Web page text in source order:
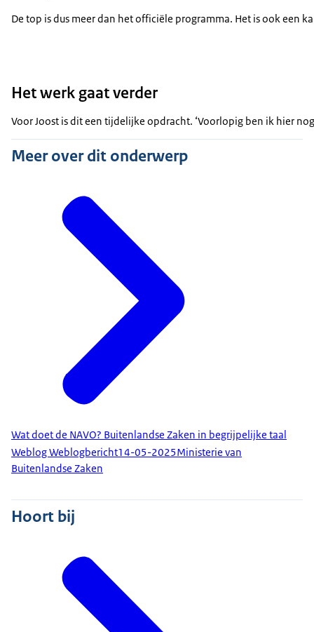
De top is dus meer dan het officiële programma. Het is ook een
Het werk gaat verder
Voor Joost is dit een tijdelijke opdracht. ‘Voorlopig ben ik hier
Meer over dit onderwerp
Wat doet de NAVO? Buitenlandse Zaken in begrijpelijke taal
Weblog Weblogbericht14-05-2025Ministerie van
Buitenlandse Zaken
Hoort bij